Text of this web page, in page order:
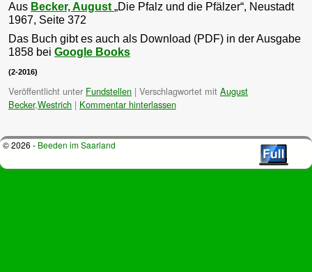
Aus Becker, August „Die Pfalz und die Pfälzer“, Neustadt
1967, Seite 372
Das Buch gibt es auch als Download (PDF) in der Ausgabe
1858 bei Google Books
(2-2016)
Veröffentlicht unter Fundstellen | Verschlagwortet mit August
Becker,Westrich | Kommentar hinterlassen
© 2026 - Beeden im Saarland